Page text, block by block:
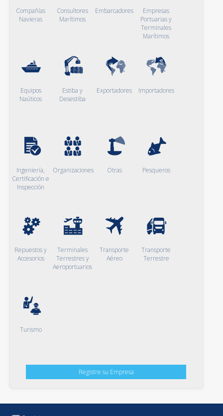
Compañías
Navieras
Consultores
Marítimos
Embarcadores
Empresas
Portuarias y
Terminales
Marítimos
Equipos
Naúticos
Estiba y
Desestiba
Exportadores Importadores
Ingeniería,
Certificación e
Inspección
Organizaciones Otras Pesqueros
Repuestos y
Accesorios
Terminales
Terrestres y
Aeroportuarios
Transporte
Aéreo
Transporte
Terrestre
Turismo
Registre su Empresa